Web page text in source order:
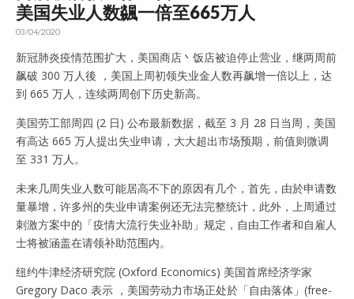
美国失业人数飊一倍至665万人
03/04/2020
新冠肺炎疫情范围扩大，美国商店丶饭店被迫停止营业，继两周前
飙破 300 万人後 ，美国上周初领失业金人数再飙增一倍以上，达
到 665 万人，连续两周创下历史新高。
美国劳工部周四 (2 日) 公布最新数据，截至 3 月 28 日当周，美国
有高达 665 万人提出失业申请，大大超出市场预期，前值则微调
至 331 万人。
未来几周失业人数可能居高不下的原因有几个，首先，由於申请数
量暴增，许多州的失业申请案例还无法完整统计，此外，上周通过
刺激方案中的「疫情大流行失业补助」规定，自由工作者和自雇人
士将被涵盖在请领补助范围内。
纽约牛津经济研究院 (Oxford Economics) 美国首席经济学家
Gregory Daco 表示 ，美国劳动力市场正处於「自由落体」(free-